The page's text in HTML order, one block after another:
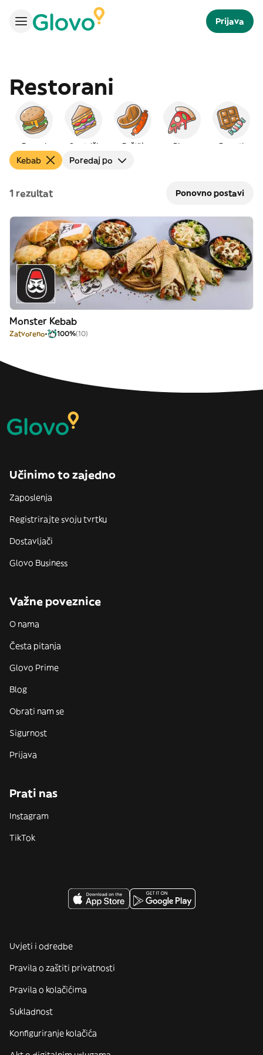
Prijava
Restorani
Burgeri Sendviči Roštilj Pizza Deserti
Kebab Poredaj po
1 rezultat Ponovno postavi
Monster Kebab
Zatvoreno 100%(10)
Učinimo to zajedno
Zaposlenja
Registrirajte svoju tvrtku
Dostavljači
Glovo Business
Važne poveznice
O nama
Česta pitanja
Glovo Prime
Blog
Obrati nam se
Sigurnost
Prijava
Prati nas
Instagram
TikTok
Uvjeti i odredbe
Pravila o zaštiti privatnosti
Pravila o kolačićima
Sukladnost
Konfiguriranje kolačića